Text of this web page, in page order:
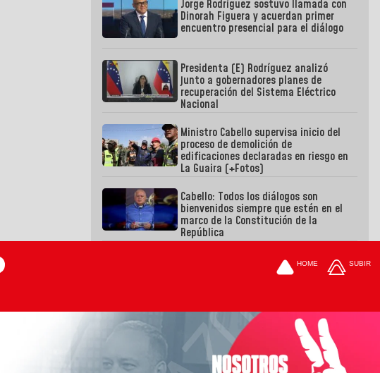
Jorge Rodríguez sostuvo llamada con
Dinorah Figuera y acuerdan primer
encuentro presencial para el diálogo
Presidenta (E) Rodríguez analizó
junto a gobernadores planes de
recuperación del Sistema Eléctrico
Nacional
Ministro Cabello supervisa inicio del
proceso de demolición de
edificaciones declaradas en riesgo en
La Guaira (+Fotos)
Cabello: Todos los diálogos son
bienvenidos siempre que estén en el
marco de la Constitución de la
República
HOME SUBIR